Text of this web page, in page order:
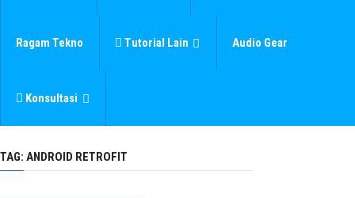
Ragam Tekno Tutorial Lain Audio Gear
Konsultasi
TAG: ANDROID RETROFIT